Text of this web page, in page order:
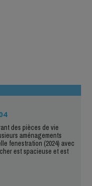
des pièces de vie
aménagements
fenestration (2024) avec
est spacieuse et est